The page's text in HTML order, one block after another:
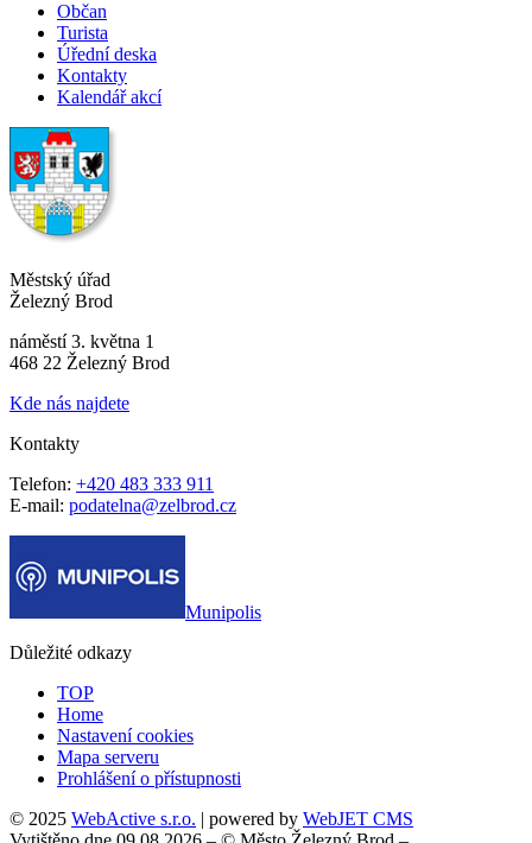
Občan
Turista
Úřední deska
Kontakty
Kalendář akcí
Městský úřad
Železný Brod
náměstí 3. května 1
468 22 Železný Brod
Kde nás najdete
Kontakty
Telefon: +420 483 333 911
E-mail: podatelna@zelbrod.cz
Munipolis
Důležité odkazy
TOP
Home
Nastavení cookies
Mapa serveru
Prohlášení o přístupnosti
© 2025 WebActive s.r.o. | powered by WebJET CMS